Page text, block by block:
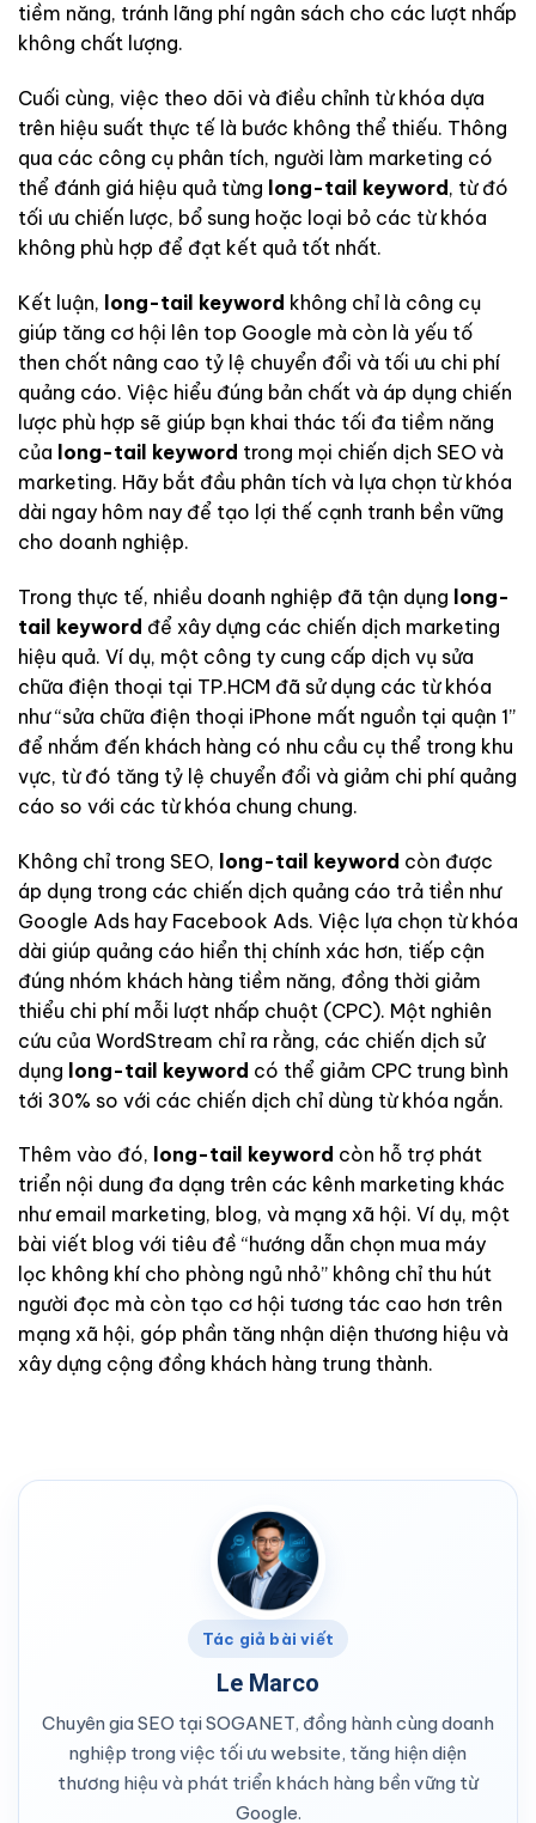
tiềm năng, tránh lãng phí ngân sách cho các lượt nhấp
không chất lượng.
Cuối cùng, việc theo dõi và điều chỉnh từ khóa dựa
trên hiệu suất thực tế là bước không thể thiếu. Thông
qua các công cụ phân tích, người làm marketing có
thể đánh giá hiệu quả từng long-tail keyword , từ đó
tối ưu chiến lược, bổ sung hoặc loại bỏ các từ khóa
không phù hợp để đạt kết quả tốt nhất.
Kết luận, long-tail keyword không chỉ là công cụ
giúp tăng cơ hội lên top Google mà còn là yếu tố
then chốt nâng cao tỷ lệ chuyển đổi và tối ưu chi phí
quảng cáo. Việc hiểu đúng bản chất và áp dụng chiến
lược phù hợp sẽ giúp bạn khai thác tối đa tiềm năng
của long-tail keyword trong mọi chiến dịch SEO và
marketing. Hãy bắt đầu phân tích và lựa chọn từ khóa
dài ngay hôm nay để tạo lợi thế cạnh tranh bền vững
cho doanh nghiệp.
Trong thực tế, nhiều doanh nghiệp đã tận dụng long-
tail keyword để xây dựng các chiến dịch marketing
hiệu quả. Ví dụ, một công ty cung cấp dịch vụ sửa
chữa điện thoại tại TP.HCM đã sử dụng các từ khóa
như “sửa chữa điện thoại iPhone mất nguồn tại quận 1”
để nhắm đến khách hàng có nhu cầu cụ thể trong khu
vực, từ đó tăng tỷ lệ chuyển đổi và giảm chi phí quảng
cáo so với các từ khóa chung chung.
Không chỉ trong SEO, long-tail keyword còn được
áp dụng trong các chiến dịch quảng cáo trả tiền như
Google Ads hay Facebook Ads. Việc lựa chọn từ khóa
dài giúp quảng cáo hiển thị chính xác hơn, tiếp cận
đúng nhóm khách hàng tiềm năng, đồng thời giảm
thiểu chi phí mỗi lượt nhấp chuột (CPC). Một nghiên
cứu của WordStream chỉ ra rằng, các chiến dịch sử
dụng long-tail keyword có thể giảm CPC trung bình
tới 30% so với các chiến dịch chỉ dùng từ khóa ngắn.
Thêm vào đó, long-tail keyword còn hỗ trợ phát
triển nội dung đa dạng trên các kênh marketing khác
như email marketing, blog, và mạng xã hội. Ví dụ, một
bài viết blog với tiêu đề “hướng dẫn chọn mua máy
lọc không khí cho phòng ngủ nhỏ” không chỉ thu hút
người đọc mà còn tạo cơ hội tương tác cao hơn trên
mạng xã hội, góp phần tăng nhận diện thương hiệu và
xây dựng cộng đồng khách hàng trung thành.
Tác giả bài viết
Le Marco
Chuyên gia SEO tại SOGANET, đồng hành cùng doanh
nghiệp trong việc tối ưu website, tăng hiện diện
thương hiệu và phát triển khách hàng bền vững từ
Google.